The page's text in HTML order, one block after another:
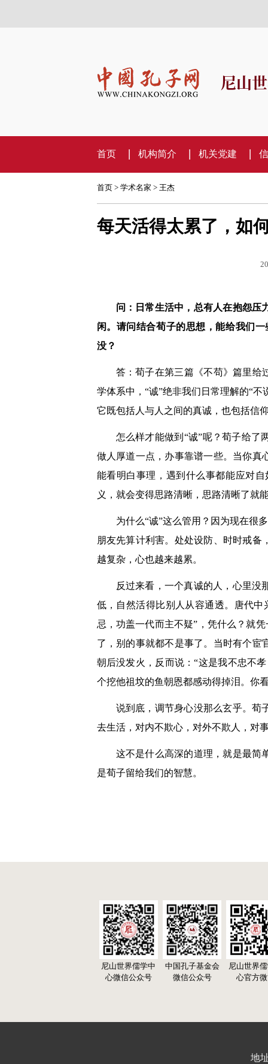
尼山
首页 机构简介 机关党建
首页> 学术名家 > 王杰
每天活得太累了，如
问：日常生活中，总有人在抱怨压
闲。请问结合荀子的思想，能给我们
没？
答：荀子在第三篇《不苟》篇里给
学体系中，“诚”绝非我们日常理解的“
它既包括人与人之间的真诚，也包括信
怎么样才能做到“诚”呢？荀子给了
做人厚道一点，办事靠谱一些。当你真
能看明白事理，遇到什么事都能应对
义，就会变得思路清晰，思路清晰了就
为什么“诚”这么管用？因为现在很
朋友先算计利害。处处设防、时时戒
越复杂，心也越来越累。
反过来看，一个真诚的人，心里没
低，自然活得比别人从容通透。唐代
忌，功盖一代而主不疑”，凭什么？就
了，别的事就都不是事了。当时有个
朝后没发火，反而说：“这是我不忠不
个挖他祖坟的鱼朝恩都感动得掉泪。你
说到底，调节身心没那么玄乎。荀
去生活，对内不欺心，对外不欺人，对
这不是什么高深的道理，就是最简
是荀子留给我们的智慧。
尼山世界儒学中
心微信公众号
中国孔子基金会
微信公众号
尼山世界
心官方
地